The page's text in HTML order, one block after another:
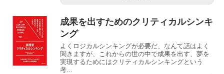
成果を出すためのクリティカルシンキ
ング
よくロジカルシンキングが必要だ、なんて話はよく
聞きますが、これからの世の中で成果を出す、夢を
実現するためにはクリティカルシンキングという
考...